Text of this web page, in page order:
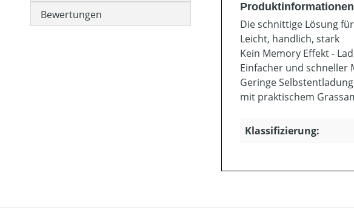
Bewertungen
Die schnittige Lösung
Leicht, handlich, stark
Kein Memory Effekt -
Einfacher und schneller
Geringe
mit praktischem
Klassifizierung: